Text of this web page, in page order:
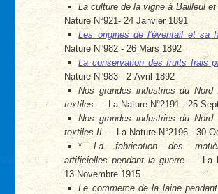
La culture de la vigne à Bailleul et
Nature N°921- 24 Janvier 1891
Les origines de l’éventail et sa
Nature N°982 - 26 Mars 1892
La conservation des fruits frais
Nature N°983 - 2 Avril 1892
Nos grandes industries du
textiles — La Nature N°2191 - 25
Nos grandes industries du
textiles II — La Nature N°2196 - 30
*La fabrication des
artificielles pendant la guerre — La
13 Novembre 1915
Le commerce de la laine